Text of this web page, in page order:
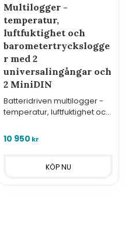
Multilogger -
temperatur,
luftfuktighet och
barometertryckslogge
r med 2
universalingångar och
2 MiniDIN
Batteridriven multilogger -
temperatur, luftfuktighet och
2 universalingångar och 2
10 950 kr